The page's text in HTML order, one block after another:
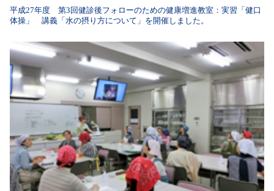
平成27年度 第3回健診後フォローのための健康増進教室：実習「健口
体操」 講義「水の摂り方について」を開催しました。